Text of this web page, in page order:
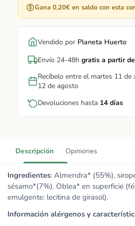
Gana 0,20€ en saldo con esta
Vendido por Planeta Huerto
Envío 24-48h gratis a partir
Recíbelo entre el martes 11
12 de agosto
Devoluciones hasta 14 días
Descripción Opiniones
Ingredientes: Almendra* (55%),
sésamo*(7%). Oblea* en superficie
emulgente: lecitina de girasol).
Información alérgenos y